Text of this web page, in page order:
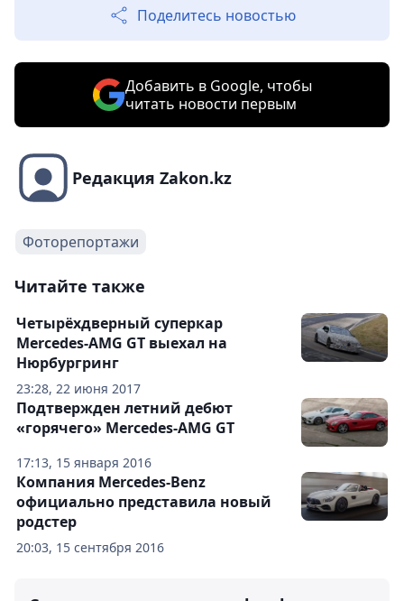
Поделитесь новостью
Добавить в Google, чтобы
читать новости первым
Редакция Zakon.kz
Фоторепортажи
Читайте также
23:28, 22 июня 2017
Четырёхдверный суперкар
Mercedes-AMG GT выехал на
Нюрбургринг
17:13, 15 января 2016
Подтвержден летний дебют
«горячего» Mercedes-AMG GT
20:03, 15 сентября 2016
Компания Mercedes-Benz
официально представила новый
родстер